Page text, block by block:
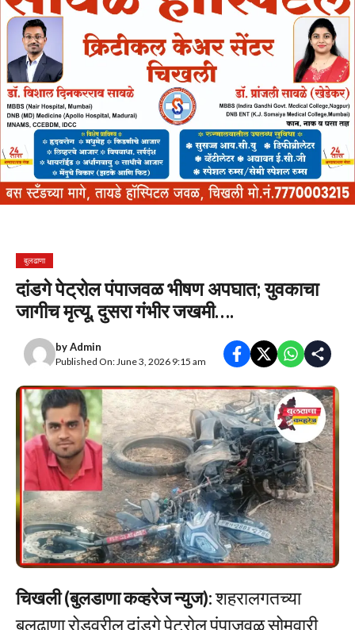
बुलढाणा
दांडगे पेट्रोल पंपाजवळ भीषण अपघात; युवकाचा
जागीच मृत्यू, दुसरा गंभीर जखमी….
byAdmin
Published On: June 3, 2026 9:15 am
चिखली (बुलडाणा कव्हरेज न्युज):शहरालगतच्या
बुलढाणा रोडवरील दांडगे पेट्रोल पंपाजवळ सोमवारी